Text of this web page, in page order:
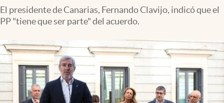
El presidente de Canarias, Fernando Clavijo, indicó que el
PP "tiene que ser parte" del acuerdo.